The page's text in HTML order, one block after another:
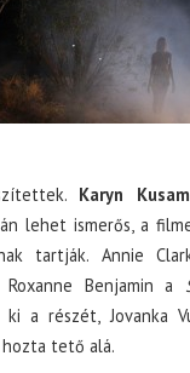
Karyn
lehet ismerős, a
tartják. Annie
Benjamin a
a részét, Jovanka
tető alá.